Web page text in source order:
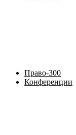
Право-300
Конференции